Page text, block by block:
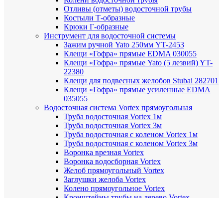
Отливы (отметы) водосточной трубы
Костыли Т-образные
Крюки Г-образные
Инструмент для водосточной системы
Зажим ручной Yato 250мм YT-2453
Клещи «Гофра» прямые EDMA 030055
Клещи «Гофра» прямые Yato (5 лезвий) YT-
22380
Клещи для подвесных желобов Stubai 282701
Клещи «Гофра» прямые усиленные EDMA
035055
Водосточная система Vortex прямоугольная
Труба водосточная Vortex 1м
Труба водосточная Vortex 3м
Труба водосточная с коленом Vortex 1м
Труба водосточная с коленом Vortex 3м
Воронка врезная Vortex
Воронка водосборная Vortex
Желоб прямоугольный Vortex
Заглушки желоба Vortex
Колено прямоугольное Vortex